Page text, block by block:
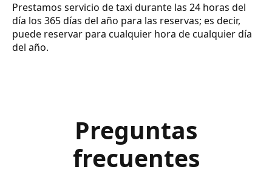
Prestamos servicio de taxi durante las 24 horas del
día los 365 días del año para las reservas; es decir,
puede reservar para cualquier hora de cualquier día
del año.
Preguntas
frecuentes